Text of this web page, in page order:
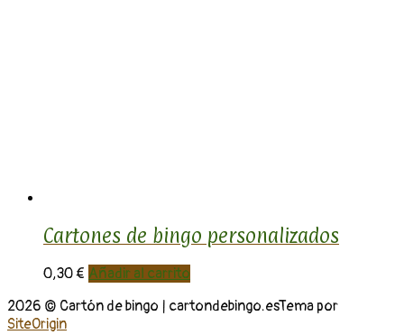
Cartones de bingo personalizados
0,30€ Añadir al carrito
2026 © Cartón de bingo | cartondebingo.esTema por
SiteOrigin